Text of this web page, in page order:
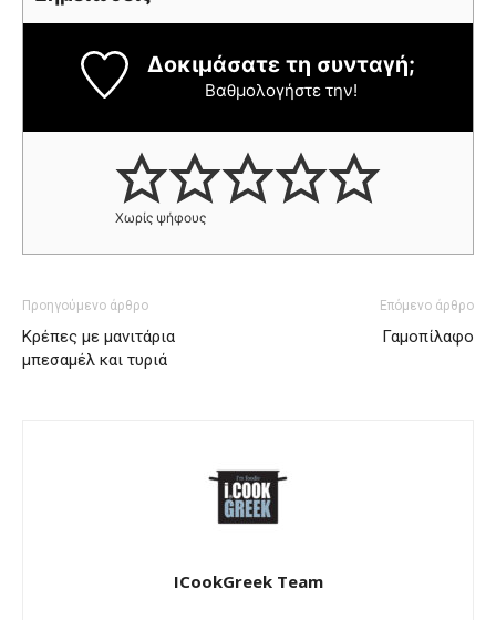
Δοκιμάσατε τη συνταγή;
Βαθμολογήστε την!
Χωρίς ψήφους
Προηγούμενο άρθρο
Κρέπες με μανιτάρια
μπεσαμέλ και τυριά
Επόμενο άρθρο
Γαμοπίλαφο
ICookGreek Team